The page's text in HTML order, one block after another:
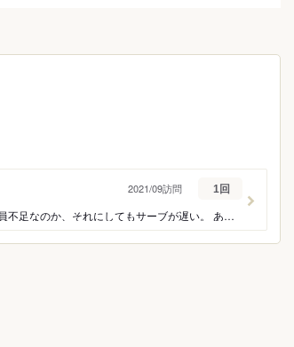
お肉は確かに美味しい。 しかし、出てくるのが信じられないくらい遅い。 従業員不足なのか、それにしてもサーブが遅い。 ある程度の値段で提供しているのだから もう少しサービスを向上させるべき。
2021/09訪問 1回